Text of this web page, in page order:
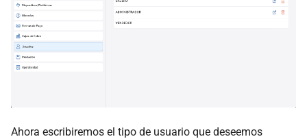
Ahora escribiremos el tipo de usuario que deseemos